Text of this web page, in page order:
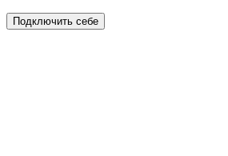
Подключить себе